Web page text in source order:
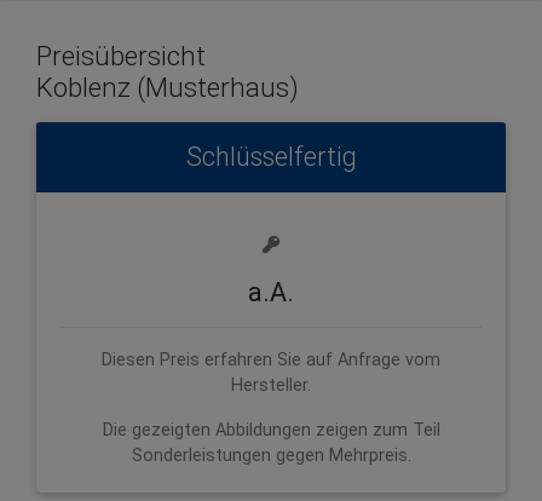
Preisübersicht
Koblenz (Musterhaus)
Schlüsselfertig
a.A.
Diesen Preis erfahren Sie auf Anfrage vom
Hersteller.
Die gezeigten Abbildungen zeigen zum Teil
Sonderleistungen gegen Mehrpreis.